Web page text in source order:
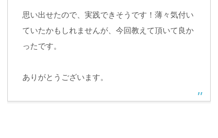
思い出せたので、実践できそうです！薄々気付い
ていたかもしれませんが、今回教えて頂いて良か
ったです。
ありがとうございます。